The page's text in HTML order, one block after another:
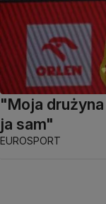
"Moja
ja sam"
EUROSPORT